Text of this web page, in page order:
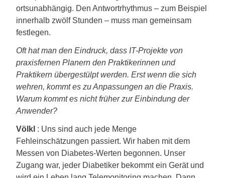
ortsunabhängig. Den Antwortrhythmus – zum Beispiel
innerhalb zwölf Stunden – muss man gemeinsam
festlegen.
Oft hat man den Eindruck, dass IT-Projekte von
praxisfernen Planern den Praktikerinnen und
Praktikern übergestülpt werden. Erst wenn die sich
wehren, kommt es zu Anpassungen an die Praxis.
Warum kommt es nicht früher zur Einbindung der
Anwender?
Völkl : Uns sind auch jede Menge
Fehleinschätzungen passiert. Wir haben mit dem
Messen von Diabetes-Werten begonnen. Unser
Zugang war, jeder Diabetiker bekommt ein Gerät und